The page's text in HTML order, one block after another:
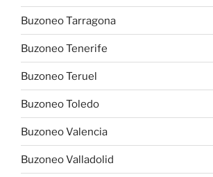
Buzoneo Tarragona
Buzoneo Tenerife
Buzoneo Teruel
Buzoneo Toledo
Buzoneo Valencia
Buzoneo Valladolid